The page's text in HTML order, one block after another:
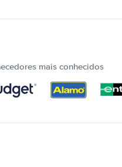
mais conhecidos